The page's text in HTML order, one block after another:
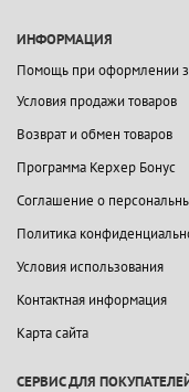
ИНФОРМАЦИЯ
Помощь при оформлении
Условия продажи товаров
Возврат и обмен товаров
Программа Керхер Бонус
Соглашение о
Политика
Условия использования
Контактная информация
Карта сайта
СЕРВИС ДЛЯ